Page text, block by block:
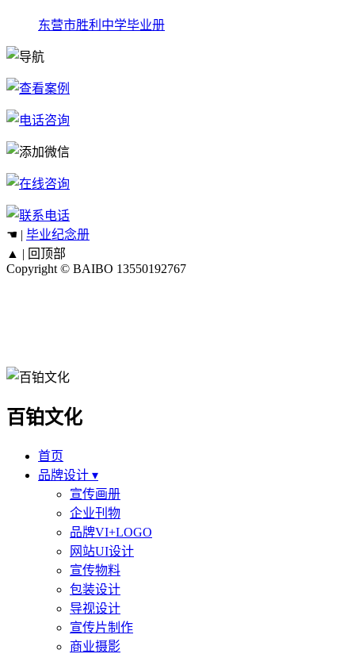
东营市胜利中学毕业册
☚ | 毕业纪念册
▲ | 回顶部
Copyright © BAIBO 13550192767
百铂文化
首页
品牌设计 ▾
宣传画册
企业刊物
品牌VI+LOGO
网站UI设计
宣传物料
包装设计
导视设计
宣传片制作
商业摄影